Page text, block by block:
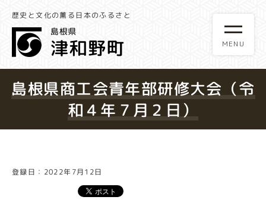
歴史と文化の薫る日本のふるさと
島根県商工会青年部研修大会（令
和４年７月２日）
登録日：2022年7月12日